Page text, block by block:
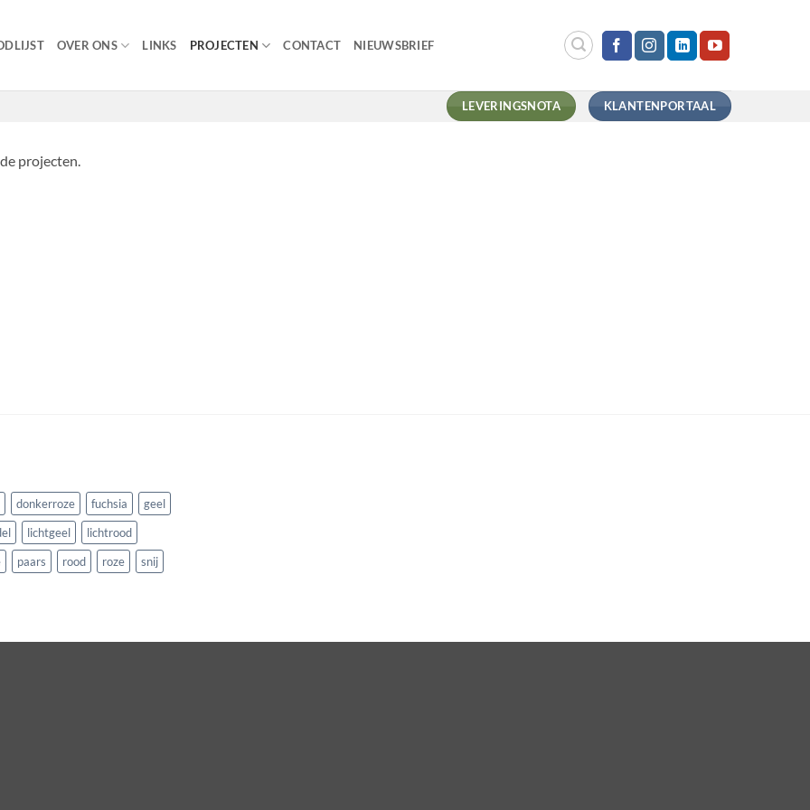
OVER ONS LINKS PROJECTEN CONTACT NIEUWSBRIEF
LEVERINGSNOTA KLANTENPORTAAL
projecten.
donkerroze fuchsia
geel
lichtgeel
lichtrood
paars rood roze
snij